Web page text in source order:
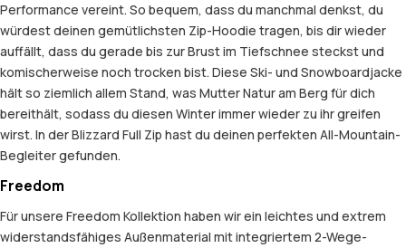
Performance vereint. So bequem, dass du manchmal denkst, du
würdest deinen gemütlichsten Zip-Hoodie tragen, bis dir wieder
auffällt, dass du gerade bis zur Brust im Tiefschnee steckst und
komischerweise noch trocken bist. Diese Ski- und Snowboardjacke
hält so ziemlich allem Stand, was Mutter Natur am Berg für dich
bereithält, sodass du diesen Winter immer wieder zu ihr greifen
wirst. In der Blizzard Full Zip hast du deinen perfekten All-Mountain-
Begleiter gefunden.
Freedom
Für unsere Freedom Kollektion haben wir ein leichtes und extrem
widerstandsfähiges Außenmaterial mit integriertem 2-Wege-